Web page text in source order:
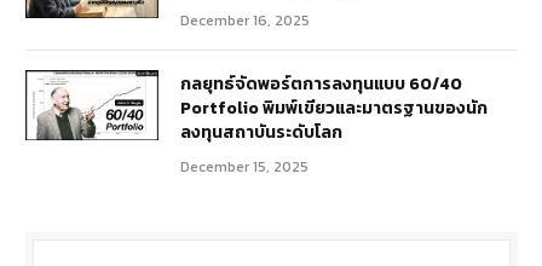
December 16, 2025
กลยุทธ์จัดพอร์ตการลงทุนแบบ 60/40
Portfolio พิมพ์เขียวและมาตรฐานของนัก
ลงทุนสถาบันระดับโลก
December 15, 2025